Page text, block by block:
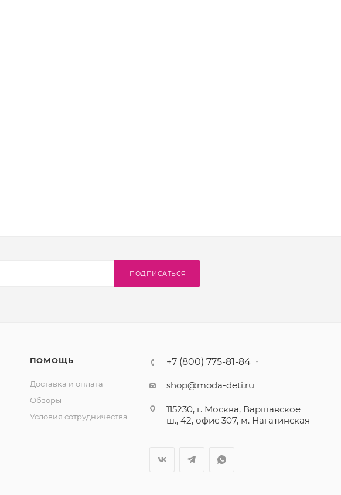
ПОДПИСАТЬСЯ
ПОМОЩЬ
Доставка и оплата
Обзоры
Условия сотрудничества
+7 (800) 775-81-84
shop@moda-deti.ru
115230, г. Москва, Варшавское
ш., 42, офис 307, м. Нагатинская